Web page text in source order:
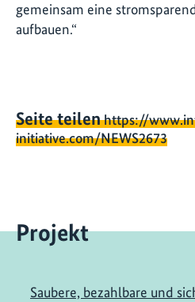
gemeinsam eine
aufbauen.“
Seite teilenhttps://
initiative.com/NEWS2673
Projekt
Saubere, bezahlbare und